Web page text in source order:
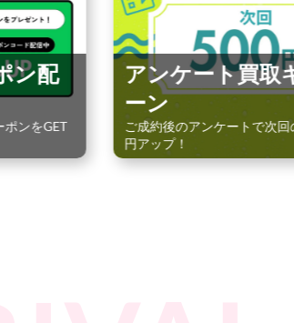
アンケート買取キャンペ
ーン
ご成約後のアンケートで次回の買取金額500